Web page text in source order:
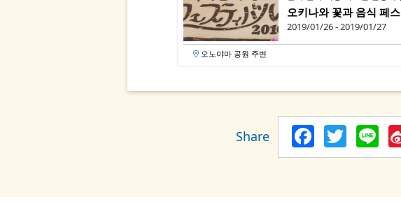
오키나와 꽃과 음식 페
2019/01/26 - 2019/01/27
오노야마 공원 주변
Share